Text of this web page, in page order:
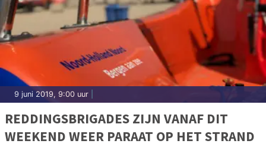
9 juni 2019, 9:00 uur
REDDINGSBRIGADES ZIJN VANAF DIT
WEEKEND WEER PARAAT OP HET STRAND